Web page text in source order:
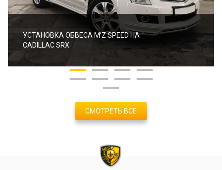
УСТАНОВКА ОБВЕСА M’Z SPEED НА
CADILLAC SRX
СМОТРЕТЬ ВСЕ